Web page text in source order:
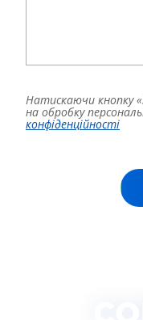
Натискаючи кнопку
на обробку
конфіденційності